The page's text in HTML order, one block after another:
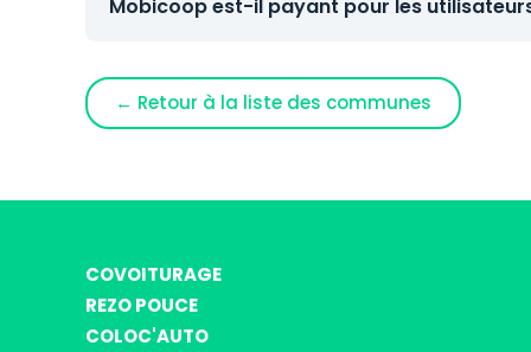
Mobicoop est-il payant pour les
← Retour à la liste des communes
COVOITURAGE
REZO POUCE
COLOC'AUTO